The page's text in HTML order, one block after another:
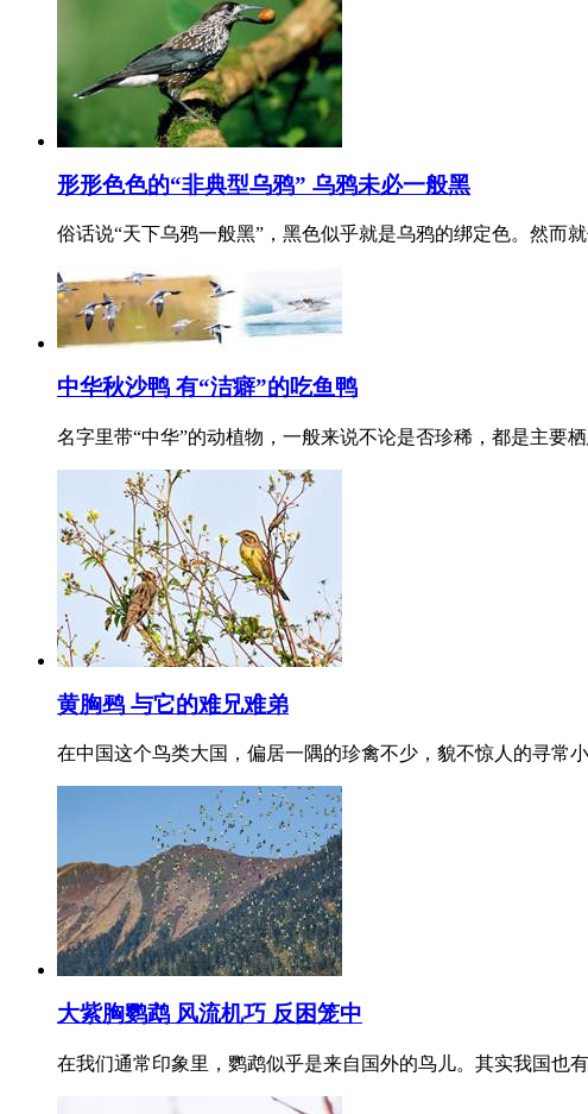
形形色色的“非典型乌鸦” 乌鸦未必一般黑
俗话说“天下乌鸦一般黑”，黑色似乎就是乌鸦的绑定色。然
中华秋沙鸭 有“洁癖”的吃鱼鸭
名字里带“中华”的动植物，一般来说不论是否珍稀，都是主
黄胸鹀 与它的难兄难弟
在中国这个鸟类大国，偏居一隅的珍禽不少，貌不惊人的寻
大紫胸鹦鹉 风流机巧 反困笼中
在我们通常印象里，鹦鹉似乎是来自国外的鸟儿。其实我国